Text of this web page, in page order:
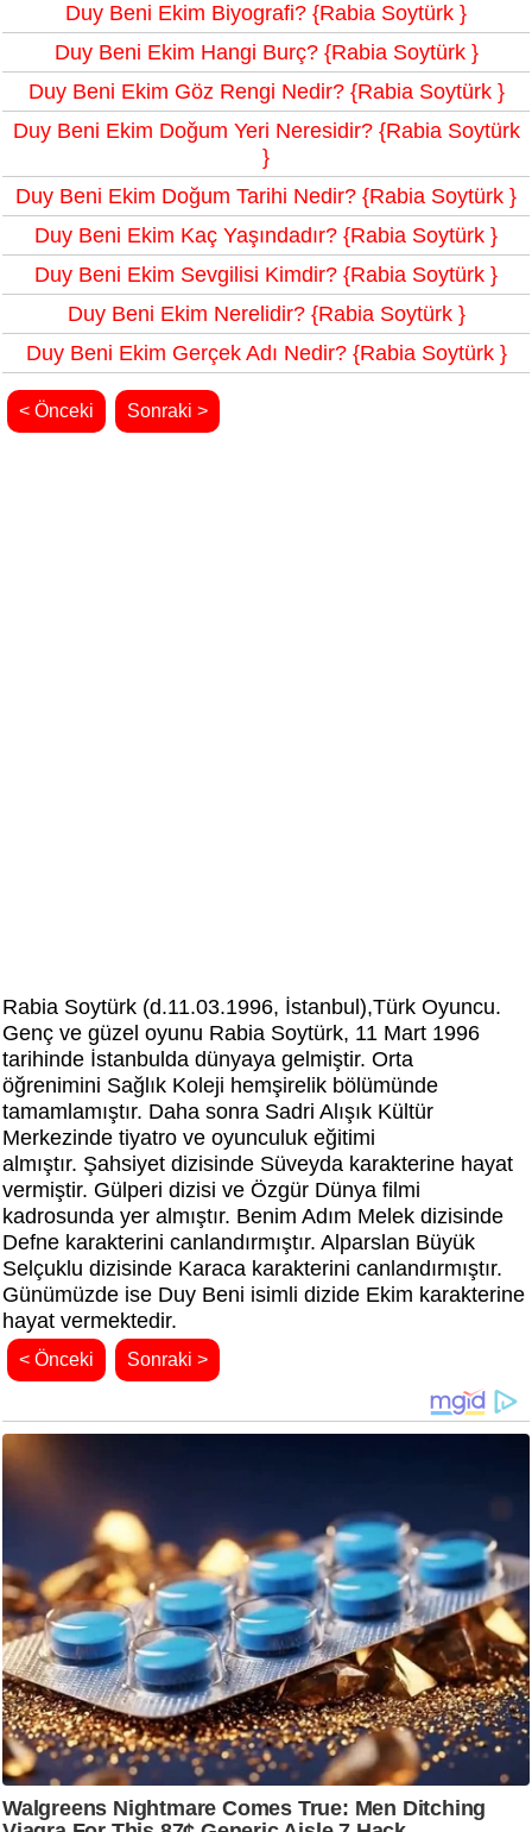
Duy Beni Ekim Biyografi? {Rabia Soytürk }
Duy Beni Ekim Hangi Burç? {Rabia Soytürk }
Duy Beni Ekim Göz Rengi Nedir? {Rabia Soytürk }
Duy Beni Ekim Doğum Yeri Neresidir? {Rabia Soytürk
}
Duy Beni Ekim Doğum Tarihi Nedir? {Rabia Soytürk }
Duy Beni Ekim Kaç Yaşındadır? {Rabia Soytürk }
Duy Beni Ekim Sevgilisi Kimdir? {Rabia Soytürk }
Duy Beni Ekim Nerelidir? {Rabia Soytürk }
Duy Beni Ekim Gerçek Adı Nedir? {Rabia Soytürk }
< Önceki Sonraki >
Rabia Soytürk (d.11.03.1996, İstanbul),Türk Oyuncu.
Genç ve güzel oyunu Rabia Soytürk, 11 Mart 1996
tarihinde İstanbulda dünyaya gelmiştir. Orta
öğrenimini Sağlık Koleji hemşirelik bölümünde
tamamlamıştır. Daha sonra Sadri Alışık Kültür
Merkezinde tiyatro ve oyunculuk eğitimi
almıştır. Şahsiyet dizisinde Süveyda karakterine hayat
vermiştir. Gülperi dizisi ve Özgür Dünya filmi
kadrosunda yer almıştır. Benim Adım Melek dizisinde
Defne karakterini canlandırmıştır. Alparslan Büyük
Selçuklu dizisinde Karaca karakterini canlandırmıştır.
Günümüzde ise Duy Beni isimli dizide Ekim karakterine
hayat vermektedir.
< Önceki Sonraki >